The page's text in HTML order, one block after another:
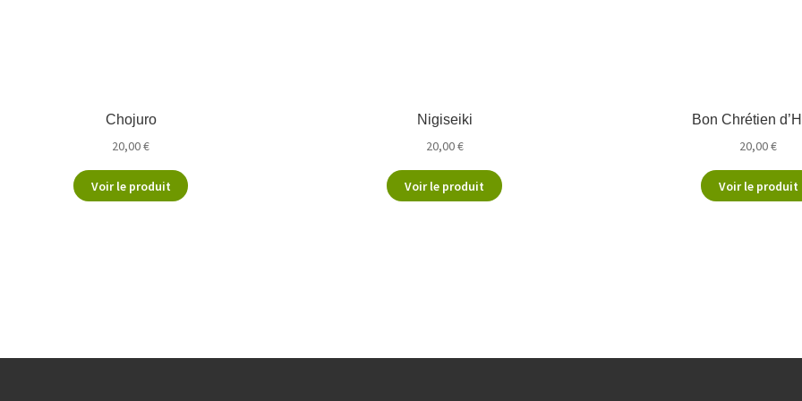
Chojuro
20,00€
Voir le produit
Nigiseiki
20,00€
Voir le produit
Bon Chrétien
20,00€
Voir le produit